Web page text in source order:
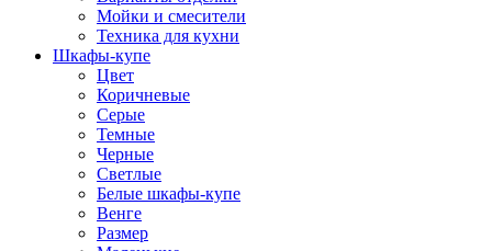
Мойки и смесители
Техника для кухни
Шкафы-купе
Цвет
Коричневые
Серые
Темные
Черные
Светлые
Белые шкафы-купе
Венге
Размер